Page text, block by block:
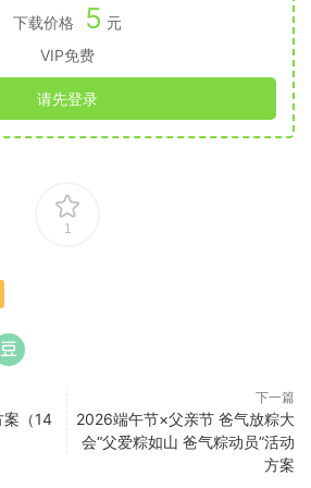
下载价格 5 元
VIP免费
请先登录
1
案（14
下一篇
2026端午节×父亲节 爸气放粽大
会“父爱粽如山 爸气粽动员”活动
方案